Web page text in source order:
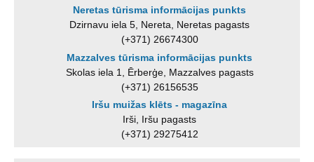
Neretas tūrisma informācijas punkts
Dzirnavu iela 5, Nereta, Neretas pagasts
(+371) 26674300
Mazzalves tūrisma informācijas punkts
Skolas iela 1, Ērberģe, Mazzalves pagasts
(+371) 26156535
Iršu muižas klēts - magazīna
Irši, Iršu pagasts
(+371) 29275412